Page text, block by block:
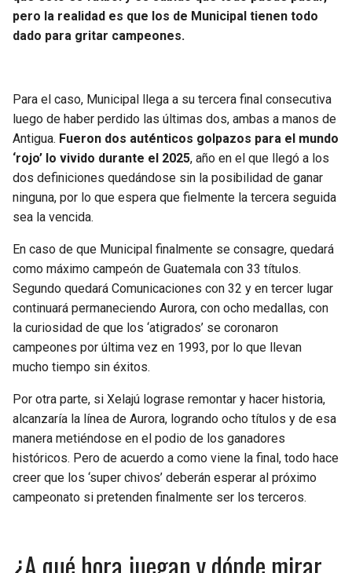
pero la realidad es que los de Municipal tienen todo
dado para gritar campeones.
Para el caso, Municipal llega a su tercera final consecutiva
luego de haber perdido las últimas dos, ambas a manos de
Antigua. Fueron dos auténticos golpazos para el mundo
‘rojo’ lo vivido durante el 2025, año en el que llegó a los
dos definiciones quedándose sin la posibilidad de ganar
ninguna, por lo que espera que fielmente la tercera seguida
sea la vencida.
En caso de que Municipal finalmente se consagre, quedará
como máximo campeón de Guatemala con 33 títulos.
Segundo quedará Comunicaciones con 32 y en tercer lugar
continuará permaneciendo Aurora, con ocho medallas, con
la curiosidad de que los ‘atigrados’ se coronaron
campeones por última vez en 1993, por lo que llevan
mucho tiempo sin éxitos.
Por otra parte, si Xelajú lograse remontar y hacer historia,
alcanzaría la línea de Aurora, logrando ocho títulos y de esa
manera metiéndose en el podio de los ganadores
históricos. Pero de acuerdo a como viene la final, todo hace
creer que los ‘super chivos’ deberán esperar al próximo
campeonato si pretenden finalmente ser los terceros.